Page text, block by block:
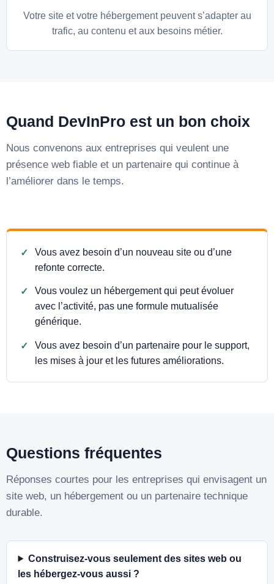
Votre site et votre hébergement peuvent s’adapter au
trafic, au contenu et aux besoins métier.
Quand DevInPro est un bon choix
Nous convenons aux entreprises qui veulent une
présence web fiable et un partenaire qui continue à
l’améliorer dans le temps.
Vous avez besoin d’un nouveau site ou d’une
refonte correcte.
Vous voulez un hébergement qui peut évoluer
avec l’activité, pas une formule mutualisée
générique.
Vous avez besoin d’un partenaire pour le support,
les mises à jour et les futures améliorations.
Questions fréquentes
Réponses courtes pour les entreprises qui envisagent un
site web, un hébergement ou un partenaire technique
durable.
Construisez-vous seulement des sites web ou
les hébergez-vous aussi ?